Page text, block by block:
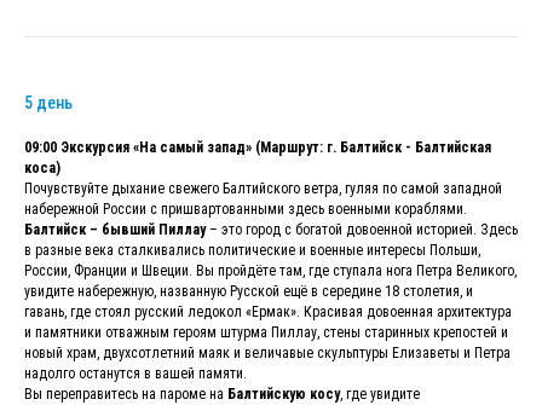
5 день
09:00 Экскурсия «На самый запад» (Маршрут: г. Балтийск - Балтийская
коса)
Почувствуйте дыхание свежего Балтийского ветра, гуляя по самой западной
набережной России с пришвартованными здесь военными кораблями.
Балтийск – бывший Пиллау– это город с богатой довоенной историей. Здесь
в разные века сталкивались политические и военные интересы Польши,
России, Франции и Швеции. Вы пройдёте там, где ступала нога Петра Великого,
увидите набережную, названную Русской ещё в середине 18 столетия, и
гавань, где стоял русский ледокол «Ермак». Красивая довоенная архитектура
и памятники отважным героям штурма Пиллау, стены старинных крепостей и
новый храм, двухсотлетний маяк и величавые скульптуры Елизаветы и Петра
надолго останутся в вашей памяти.
Вы переправитесь на пароме на Балтийскую косу, где увидите